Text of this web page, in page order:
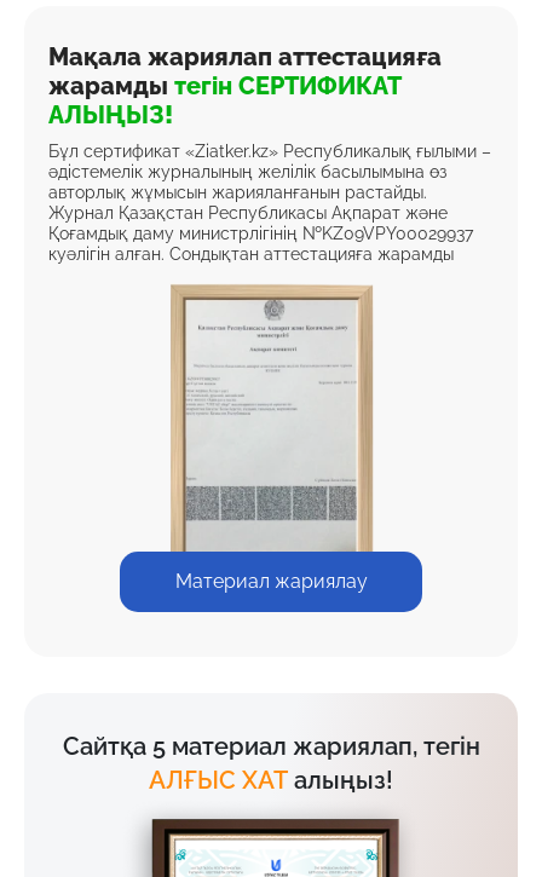
Мақала жариялап аттестацияға
жарамды тегін СЕРТИФИКАТ
АЛЫҢЫЗ!
Бұл сертификат «Ziatker.kz» Республикалық ғылыми –
әдістемелік журналының желілік басылымына өз
авторлық жұмысын жарияланғанын растайды.
Журнал Қазақстан Республикасы Ақпарат және
Қоғамдық даму министрлігінің №KZ09VPY00029937
куәлігін алған. Сондықтан аттестацияға жарамды
Материал жариялау
Сайтқа 5 материал жариялап, тегін
АЛҒЫС ХАТ алыңыз!